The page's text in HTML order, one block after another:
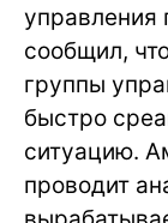
сообщил,
группы
быстро
ситуацию.
проводит